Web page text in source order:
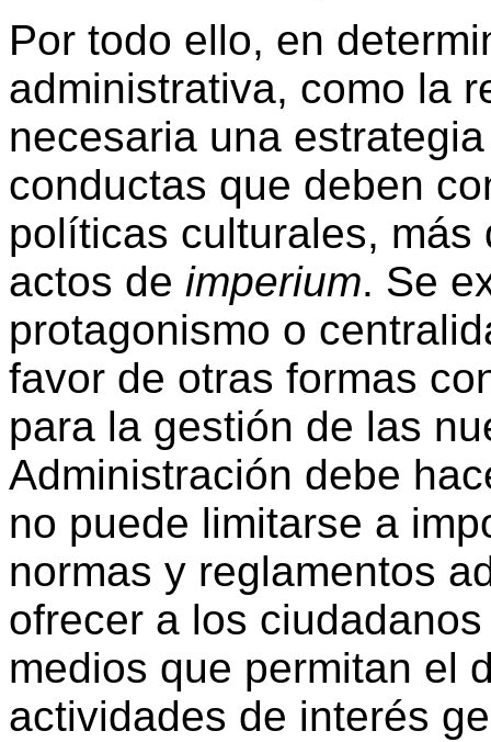
Por todo ello, en
administrativa, como la
necesaria una
conductas que deben
políticas culturales,
actos de imperium. Se
protagonismo o
favor de otras formas
para la gestión de las
Administración debe
no puede limitarse a
normas y reglamentos
ofrecer a los
medios que permitan el
actividades de interés